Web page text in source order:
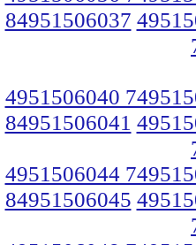
84951506037
4951506040
84951506041
4951506044
84951506045